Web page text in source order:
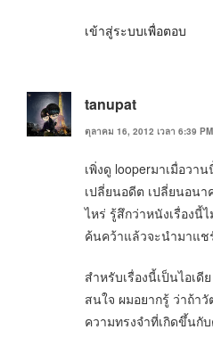
เข้าสู่ระบบเพื่อตอบ
tanupat
ตุลาคม 16, 2012 เวลา 6:39 PM
เพิ่งดู looperมาเมื่อวา
เปลี่ยนอดีต เปลี่ยนอนา
ไหร่ รู้สึกว่าหนังเรื่องนี้
ค้นคว้าแล้วจะนำมาแช
สำหรับเรื่องนี้เป็นไอเ
สนใจ ผมอยากรู้ ว่าถ้า
ความทรงจำที่เกิดขึ้นกั